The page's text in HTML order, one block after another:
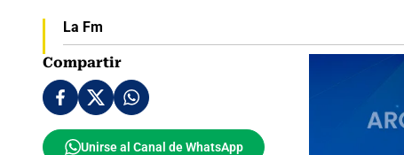
La Fm
Compartir
Unirse al Canal de WhatsApp